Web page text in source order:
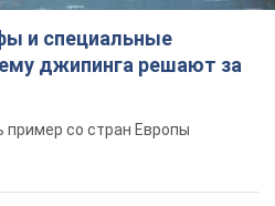
и специальные
джипинга решают за
пример со стран Европы